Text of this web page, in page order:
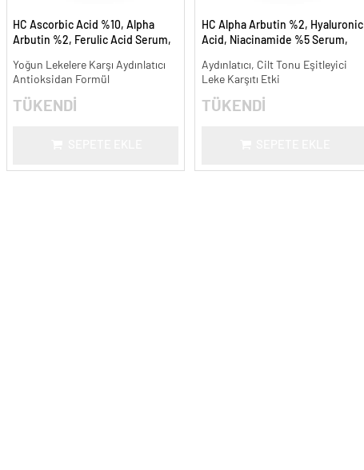
HC Ascorbic Acid %10, Alpha
Arbutin %2, Ferulic Acid Serum,
ml.
Yoğun Lekelere Karşı Aydınlatıcı
Antioksidan Formül
TÜKENDİ
HC Alpha Arbutin %2, Hyaluronic
Acid, Niacinamide %5 Serum,
Aydınlatıcı, Cilt Tonu Eşitleyici
Leke Karşıtı Etki
TÜKENDİ